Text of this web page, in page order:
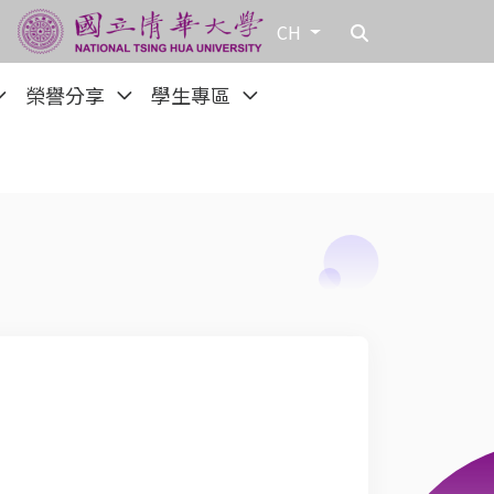
CH
榮譽分享 學生專區